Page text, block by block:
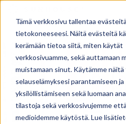
Tämä verkkosivu tallentaa evästeitä
tietokoneeseesi. Näitä evästeitä
kerämään tietoa siitä, miten käytät
verkkosivuamme, sekä auttamaan
muistamaan sinut. Käytämme
selauselämyksesi parantamiseen ja
yksilöllistämiseen sekä luomaan
tilastoja sekä verkkosivujemme
medioidemme käytöstä. Lue